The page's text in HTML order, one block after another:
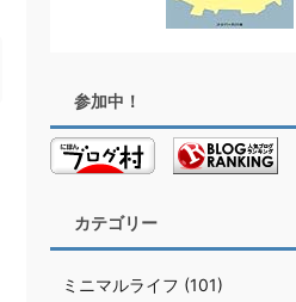
参加中！
カテゴリー
ミニマルライフ (101)